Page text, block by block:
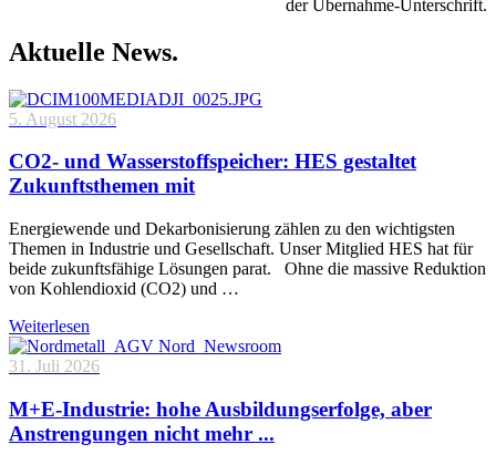
der Übernahme-Unterschrift.
Aktuelle News.
5. August 2026
CO2- und Wasserstoffspeicher: HES gestaltet
Zukunftsthemen mit
Energiewende und Dekarbonisierung zählen zu den wichtigsten
Themen in Industrie und Gesellschaft. Unser Mitglied HES hat für
beide zukunftsfähige Lösungen parat. Ohne die massive Reduktion
von Kohlendioxid (CO2) und …
Weiterlesen
31. Juli 2026
M+E-Industrie: hohe Ausbildungserfolge, aber
Anstrengungen nicht mehr ...